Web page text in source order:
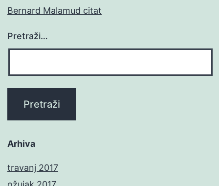
Bernard Malamud citat
Pretraži…
Arhiva
travanj 2017